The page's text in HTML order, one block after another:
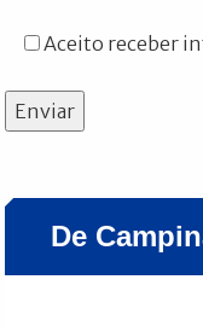
Aceito receber
Enviar
De